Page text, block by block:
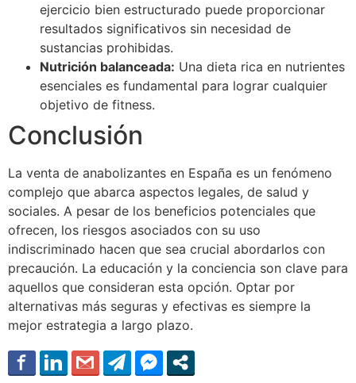
ejercicio bien estructurado puede proporcionar
resultados significativos sin necesidad de
sustancias prohibidas.
Nutrición balanceada: Una dieta rica en nutrientes
esenciales es fundamental para lograr cualquier
objetivo de fitness.
Conclusión
La venta de anabolizantes en España es un fenómeno
complejo que abarca aspectos legales, de salud y
sociales. A pesar de los beneficios potenciales que
ofrecen, los riesgos asociados con su uso
indiscriminado hacen que sea crucial abordarlos con
precaución. La educación y la conciencia son clave para
aquellos que consideran esta opción. Optar por
alternativas más seguras y efectivas es siempre la
mejor estrategia a largo plazo.